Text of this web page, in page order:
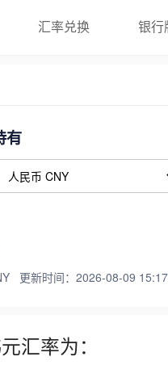
汇率兑换 银行
有
更新时间：2026-08-09
汇率为：